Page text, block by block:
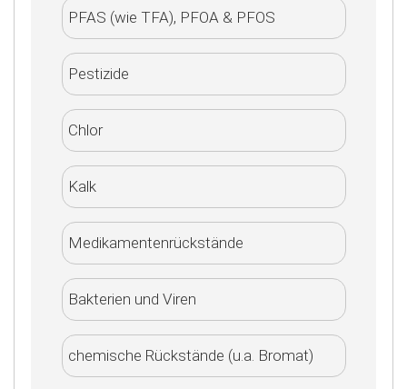
PFAS (wie TFA), PFOA & PFOS
Pestizide
Chlor
Kalk
Medikamentenrückstände
Bakterien und Viren
chemische Rückstände (u.a. Bromat)